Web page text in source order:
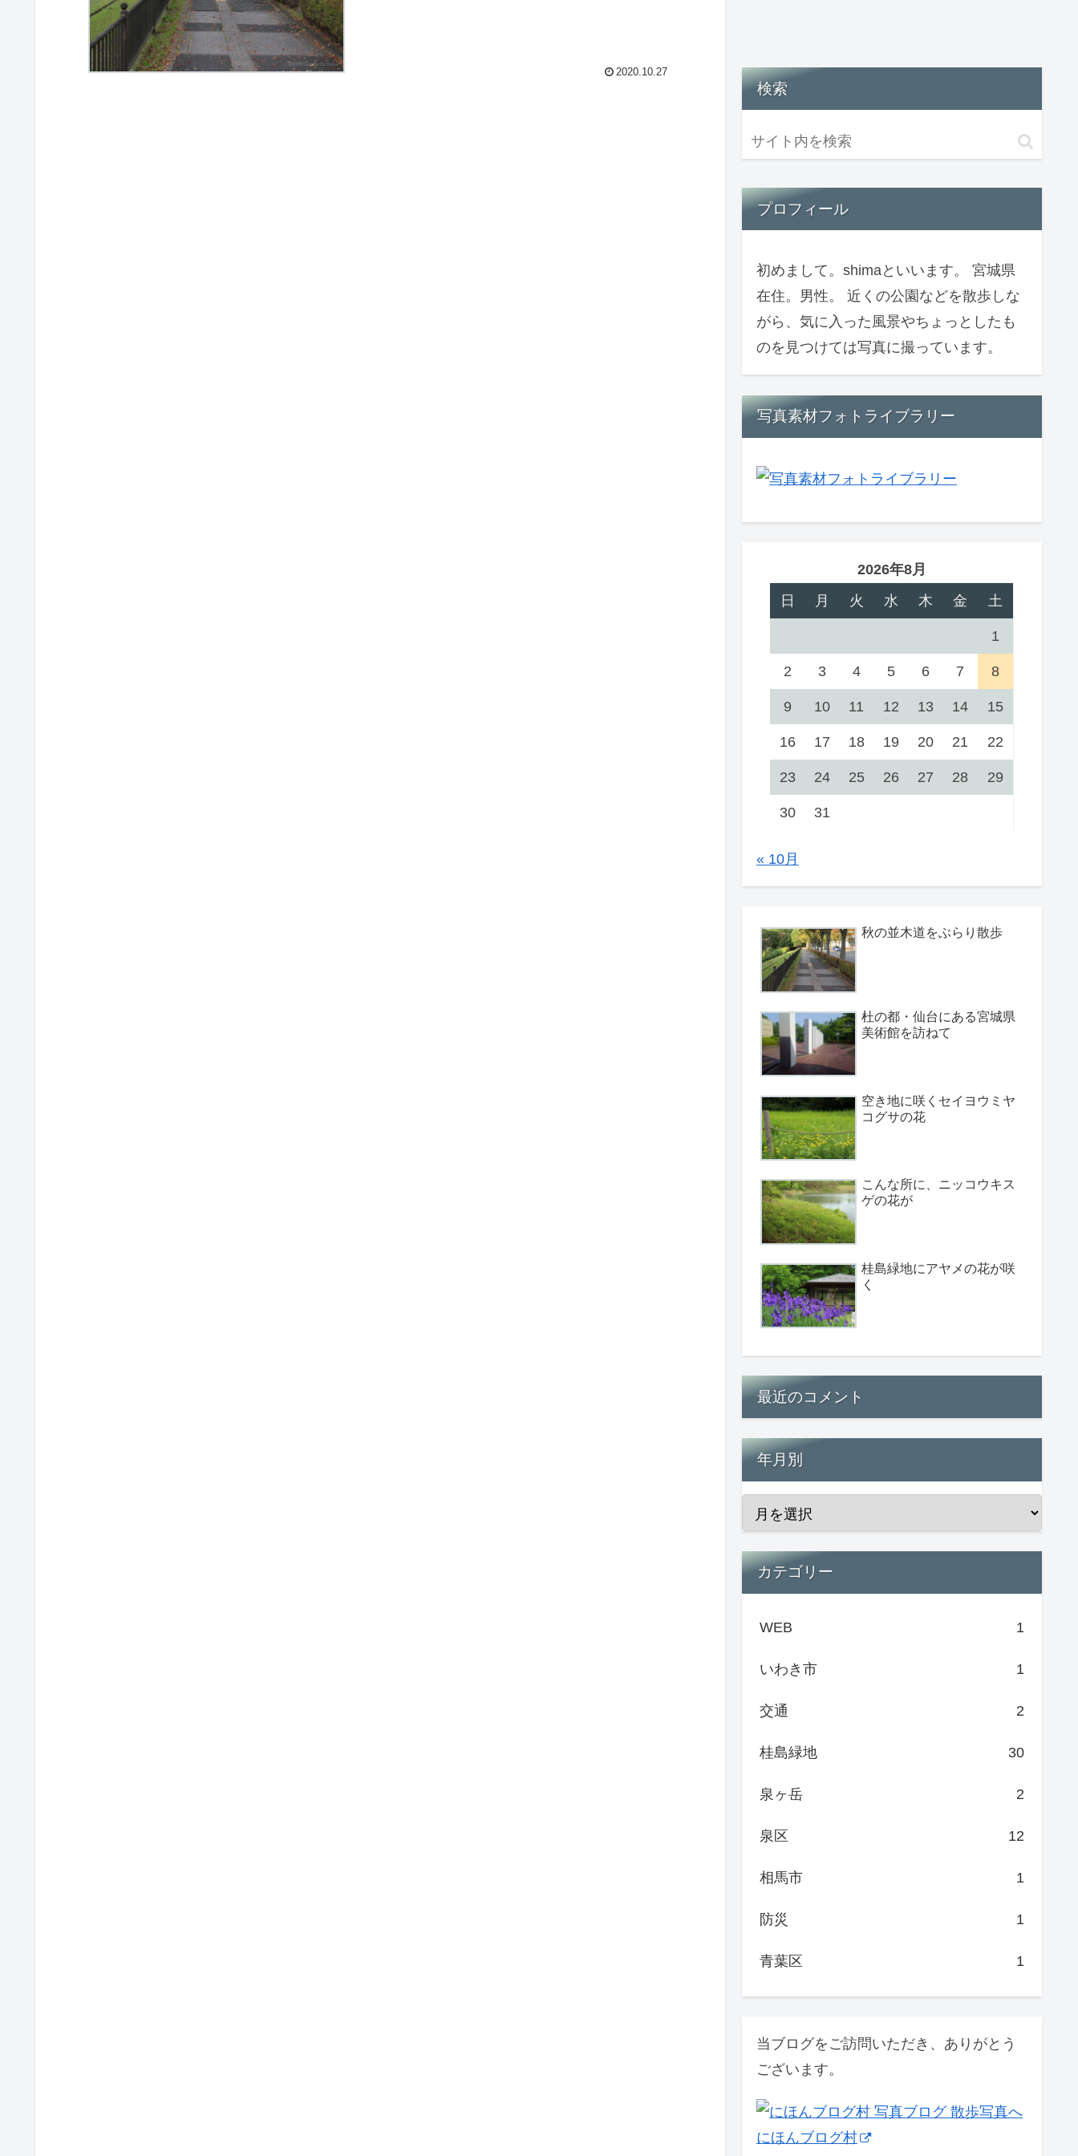
2020.10.27
検索
プロフィール
初めまして。shimaといいます。 宮城県
在住。男性。 近くの公園などを散歩しな
がら、気に入った風景やちょっとしたも
のを見つけては写真に撮っています。
写真素材フォトライブラリー
2026年8月
日
月 火 水 木 金 土
1
2 3 4 5 6 7 8
9 10 11 12 13 14 15
16 17 18 19 20 21 22
23 24 25 26 27 28 29
30 31
« 10月
秋の並木道をぶらり散歩
杜の都・仙台にある宮城県
美術館を訪ねて
空き地に咲くセイヨウミヤ
コグサの花
こんな所に、ニッコウキス
ゲの花が
桂島緑地にアヤメの花が咲
く
最近のコメント
年月別
カテゴリー
WEB 1
いわき市 1
交通 2
桂島緑地 30
泉ヶ岳 2
泉区 12
相馬市 1
防災 1
青葉区 1
当ブログをご訪問いただき、ありがとう
ございます。
にほんブログ村